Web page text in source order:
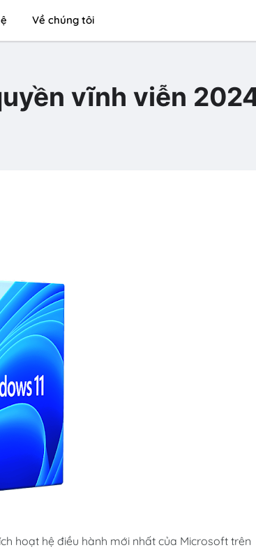
Về chúng tôi
vĩnh viễn
hoạt hệ điều hành mới nhất của Microsoft trên